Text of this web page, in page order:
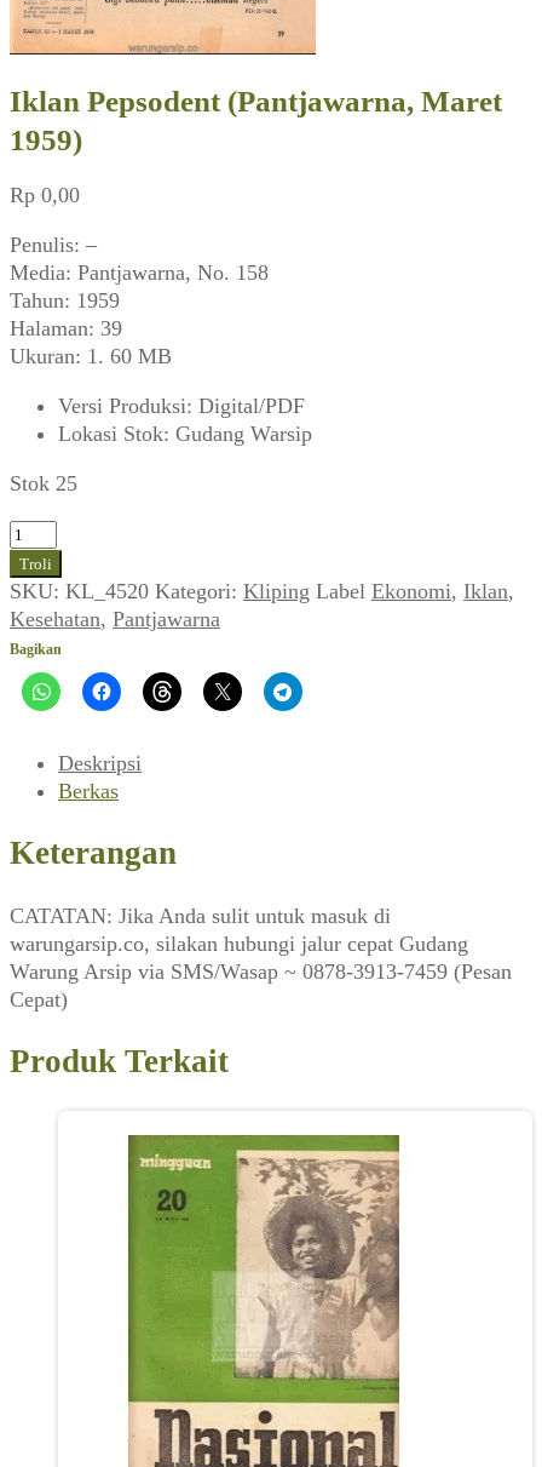
Iklan Pepsodent (Pantjawarna, Maret
1959)
Rp 0,00
Penulis: –
Media: Pantjawarna, No. 158
Tahun: 1959
Halaman: 39
Ukuran: 1. 60 MB
Versi Produksi: Digital/PDF
Lokasi Stok: Gudang Warsip
Stok 25
Kuantitas
Iklan
Pepsodent
(Pantjawarna,
Maret
1959)
Troli
SKU: KL_4520 Kategori: Kliping Label Ekonomi, Iklan,
Kesehatan, Pantjawarna
Bagikan
Deskripsi
Berkas
Keterangan
CATATAN: Jika Anda sulit untuk masuk di
warungarsip.co, silakan hubungi jalur cepat Gudang
Warung Arsip via SMS/Wasap ~ 0878-3913-7459 (Pesan
Cepat)
Produk Terkait